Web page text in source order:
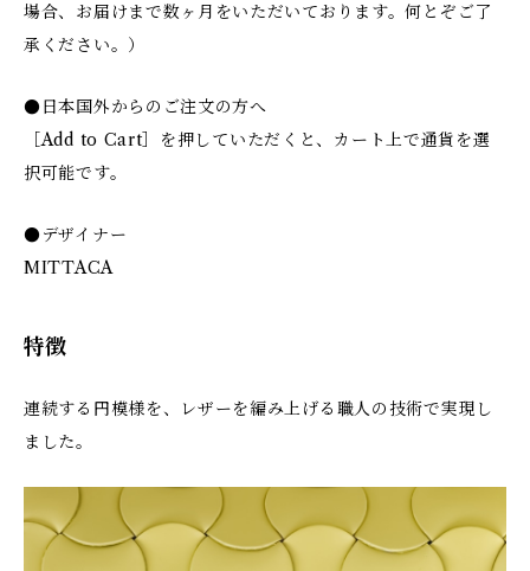
場合、お届けまで数ヶ月をいただいております。何とぞご了
承ください。）
●日本国外からのご注文の方へ
［Add to Cart］を押していただくと、カート上で通貨を選
択可能です。
●デザイナー
MITTACA
特徴
連続する円模様を、レザーを編み上げる職人の技術で実現し
ました。